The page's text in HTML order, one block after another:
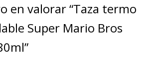
en valorar “Taza termo
Super Mario Bros